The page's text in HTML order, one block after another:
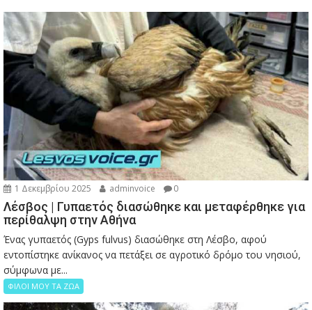
1 Δεκεμβρίου 2025 adminvoice 0
Λέσβος | Γυπαετός διασώθηκε και μεταφέρθηκε για
περίθαλψη στην Αθήνα
Ένας γυπαετός (Gyps fulvus) διασώθηκε στη Λέσβο, αφού
εντοπίστηκε ανίκανος να πετάξει σε αγροτικό δρόμο του νησιού,
σύμφωνα με...
ΦΙΛΟΙ ΜΟΥ ΤΑ ΖΩΑ